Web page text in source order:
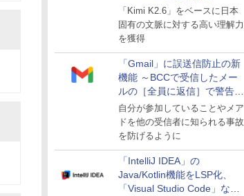
「Kimi K2.6」をベースに日本
固有の文脈に対する高い理解力
を獲得
「Gmail」に誤送信防止の新
機能 ～BCCで受信したメー
ルの［全員に返信］で警告を
表示
自分が参加していることやメア
ドを他の受信者に知られる事故
を防げるように
「IntelliJ IDEA」の
Java/Kotlin機能をLSP化、
「Visual Studio Code」など